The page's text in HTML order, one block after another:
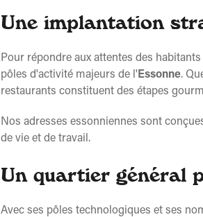
Restaurant fermé :Ouvre à 11:30
Se faire livrer
Plus
Pizzeria - Evry - Courcouronnes
Le Bois Briard, Boulevard Jean Monnet
Restaurant fermé :
Ouvre à 11:30
À emporter / En livraison :
Ouvre à 11:30
Une implantation
Pour répondre aux attentes des
pôles d'activité majeurs de l' Essonne.
restaurants constituent des étapes
Nos adresses essonniennes sont
de vie et de travail.
Un quartier général
Avec ses pôles technologiques et ses